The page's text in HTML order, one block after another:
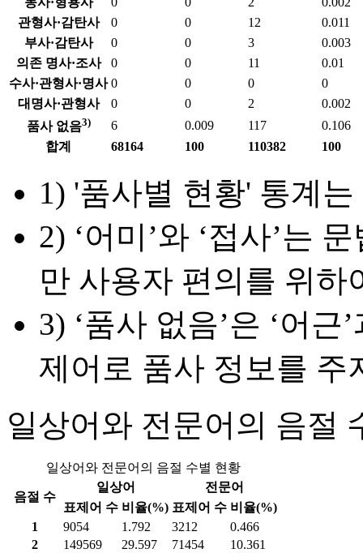
관형사·감탄사
0 0 12
0.011
부사·감탄사
0 0 3
0.003
의존 명사·조사
0 0 11
0.01
수사·관형사·명사 0 0 0
0
대명사·관형사
0 0 2
0.002
품사 없음3) 6 0.009 117
0.106
합계
68164 100 110382 100
1) '품사별 현황' 통계
2) ‘어미’와 ‘접사’는
만 사용자 편의를 위
3) ‘품사 없음’은 ‘어
제어로 품사 정보를 주
일상어와 전문어의 음절
일상어와 전문어의 음절 수별 현황
음절 수
일상어
전문어
표제어 수 비율(%) 표제어 수 비율(%)
1
9054 1.792 3212
0.466
2
149569 29.597 71454
10.361